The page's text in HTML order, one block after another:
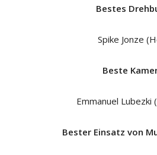
Bestes
Spike Jonze
Beste
Emmanuel Lubezki
Bester Einsatz von